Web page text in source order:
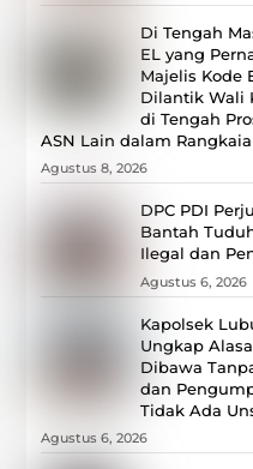
Di Tengah
EL yang
Majelis Kode
Dilantik Wali
di Tengah
ASN Lain dalam
Agustus 8, 2026
DPC PDI
Bantah
Ilegal dan
Agustus 6, 2026
Kapolsek
Ungkap
Dibawa
dan
Tidak Ada
Agustus 6, 2026